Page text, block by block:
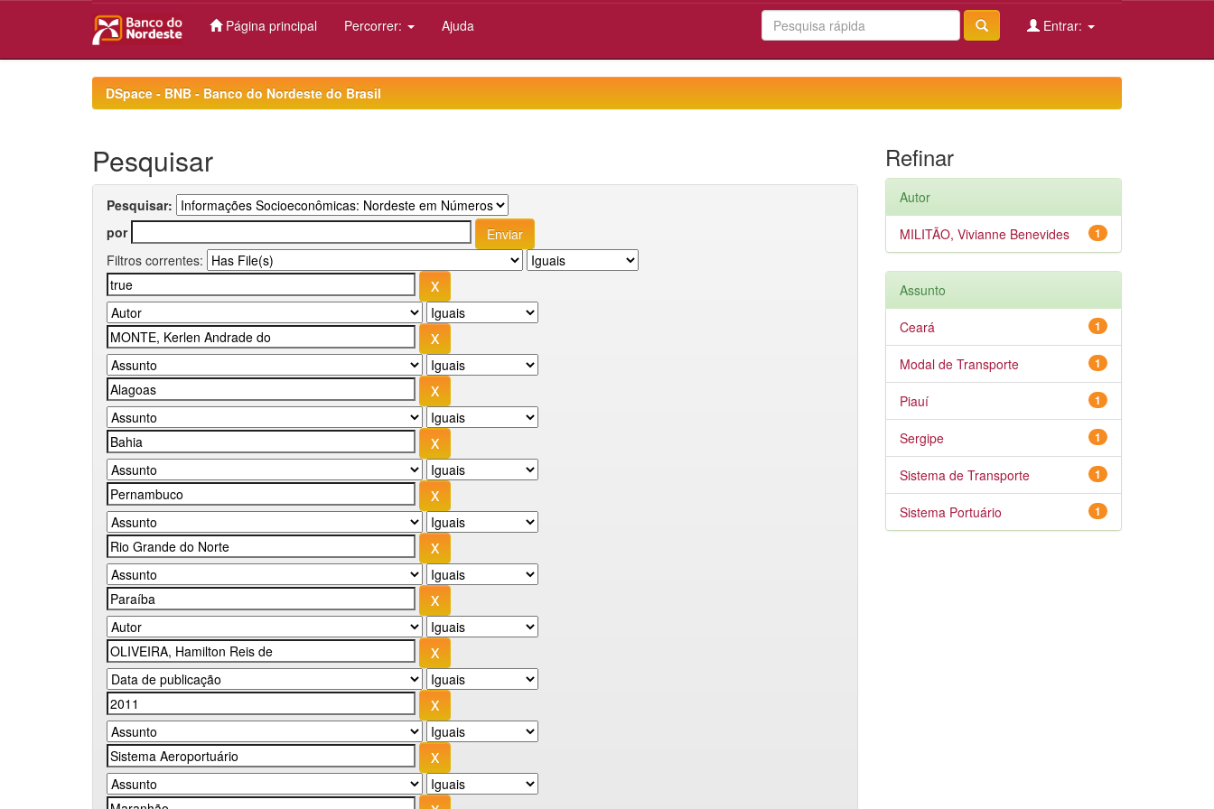
Página principal Percorrer: Ajuda Entrar:
DSpace - BNB - Banco do Nordeste do Brasil
Pesquisar
Pesquisar:
por
Filtros correntes:
Refinar
Autor
1
MILITÃO, Vivianne Benevides
Assunto
1
Ceará
1
Modal de Transporte
1
Piauí
1
Sergipe
1
Sistema de Transporte
1
Sistema Portuário